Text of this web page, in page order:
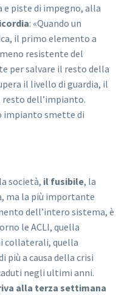
e piste di impegno, alla
: «Quando un
il primo elemento a
resistente del
per salvare il resto della
il livello di guardia, il
dell’impianto.
impianto smette di
società, il fusibile, la
ma la più importante
dell’intero sistema, è
le ACLI, quella
collaterali, quella
più a causa della crisi
negli ultimi anni.
alla terza settimana